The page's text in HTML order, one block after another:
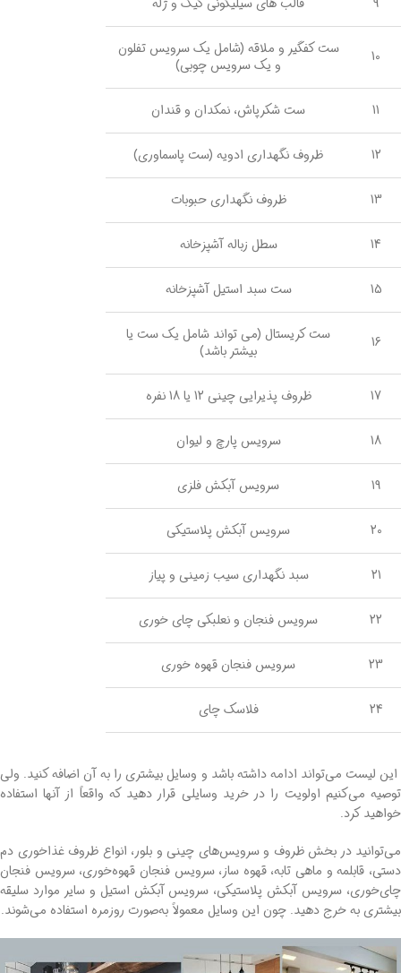
10
ست کفگیر و ملاقه (شامل یک سرویس تفلون
و یک سرویس چوبی)
11 ست شکرپاش، نمکدان و قندان
12 ظروف نگهداری ادویه (ست پاسماوری)
13 ظروف نگهداری حبوبات
14 سطل زباله آشپزخانه
15 ست سبد استیل آشپزخانه
16
ست کریستال (می تواند شامل یک ست یا
بیشتر باشد)
17 ظروف پذیرایی چینی 12 یا 18 نفره
18 سرویس پارچ و لیوان
19 سرویس آبکش فلزی
20 سرویس آبکش پلاستیکی
21 سبد نگهداری سیب زمینی و پیاز
22 سرویس فنجان و نعلبکی چای خوری
23 سرویس فنجان قهوه خوری
24 فلاسک چای
این لیست می‌تواند ادامه داشته باشد و وسایل بیشتری را به آن اضافه کنید. ولی
توصیه می‌کنیم اولویت را در خرید وسایلی قرار دهید که واقعاً از آنها استفاده
خواهید کرد.
می‌توانید در بخش ظروف و سرویس‌های چینی و بلور، انواع ظروف غذاخوری دم
دستی، قابلمه و ماهی تابه، قهوه ساز، سرویس فنجان قهوه‌خوری، سرویس فنجان
چای‌خوری، سرویس آبکش پلاستیکی، سرویس آبکش استیل و سایر موارد سلیقه
بیشتری به خرج دهید. چون این وسایل معمولاً به‌صورت روزمره استفاده می‌شوند.